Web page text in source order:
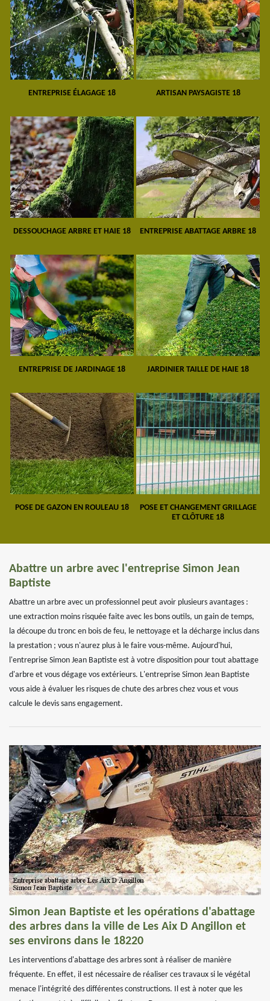
ENTREPRISE ÉLAGAGE 18 ARTISAN PAYSAGISTE 18
DESSOUCHAGE ARBRE ET HAIE 18 ENTREPRISE ABATTAGE ARBRE 18
ENTREPRISE DE JARDINAGE 18 JARDINIER TAILLE DE HAIE 18
POSE DE GAZON EN ROULEAU 18
POSE ET CHANGEMENT GRILLAGE
ET CLÔTURE 18
Abattre un arbre avec l'entreprise Simon Jean
Baptiste
Abattre un arbre avec un professionnel peut avoir plusieurs avantages :
une extraction moins risquée faite avec les bons outils, un gain de temps,
la découpe du tronc en bois de feu, le nettoyage et la décharge inclus dans
la prestation ; vous n'aurez plus à le faire vous-même. Aujourd'hui,
l'entreprise Simon Jean Baptiste est à votre disposition pour tout abattage
d'arbre et vous dégage vos extérieurs. L'entreprise Simon Jean Baptiste
vous aide à évaluer les risques de chute des arbres chez vous et vous
calcule le devis sans engagement.
Simon Jean Baptiste et les opérations d'abattage
des arbres dans la ville de Les Aix D Angillon et
ses environs dans le 18220
Les interventions d'abattage des arbres sont à réaliser de manière
fréquente. En effet, il est nécessaire de réaliser ces travaux si le végétal
menace l'intégrité des différentes constructions. Il est à noter que les